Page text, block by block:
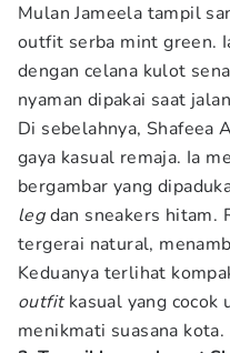
Mulan Jameela tampil
outfit serba mint green.
dengan celana kulot
nyaman dipakai saat
Di sebelahnya, Shafeea
gaya kasual remaja. Ia
bergambar yang
legdan sneakers hitam.
tergerai natural,
Keduanya terlihat
outfitkasual yang cocok
menikmati suasana kota.